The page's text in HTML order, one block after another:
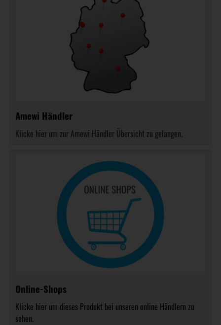
Amewi Händler
Klicke hier um zur Amewi Händler Übersicht zu gelangen.
Online-Shops
Klicke hier um dieses Produkt bei unseren online Händlern zu
sehen.